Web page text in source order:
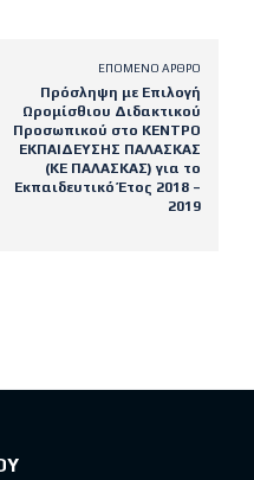
ΕΠΌΜΕΝΟ ΆΡΘΡΟ
Πρόσληψη με Επιλογή
Ωρομίσθιου Διδακτικού
Προσωπικού στο ΚΕΝΤΡΟ
ΕΚΠΑΙΔΕΥΣΗΣ ΠΑΛΑΣΚΑΣ
(ΚΕ ΠΑΛΑΣΚΑΣ) για το
Εκπαιδευτικό Έτος 2018 –
2019